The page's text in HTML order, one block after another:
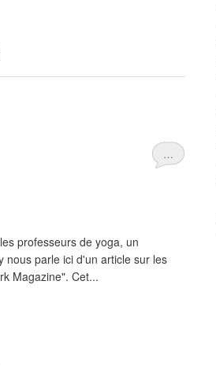
…
professeurs de yoga, un
nous parle ici d'un article sur les
Magazine". Cet...